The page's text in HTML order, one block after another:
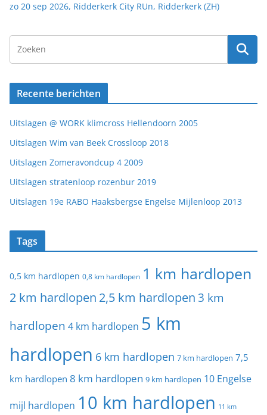
zo 20 sep 2026, Ridderkerk City RUn, Ridderkerk (ZH)
Recente berichten
Uitslagen @ WORK klimcross Hellendoorn 2005
Uitslagen Wim van Beek Crossloop 2018
Uitslagen Zomeravondcup 4 2009
Uitslagen stratenloop rozenbur 2019
Uitslagen 19e RABO Haaksbergse Engelse Mijlenloop 2013
Tags
0,5 km hardlopen 0,8 km hardlopen 1 km hardlopen
2 km hardlopen 2,5 km hardlopen 3 km
hardlopen 4 km hardlopen 5 km
hardlopen 6 km hardlopen 7 km hardlopen 7,5
km hardlopen 8 km hardlopen 9 km hardlopen 10 Engelse
mijl hardlopen 10 km hardlopen 11 km